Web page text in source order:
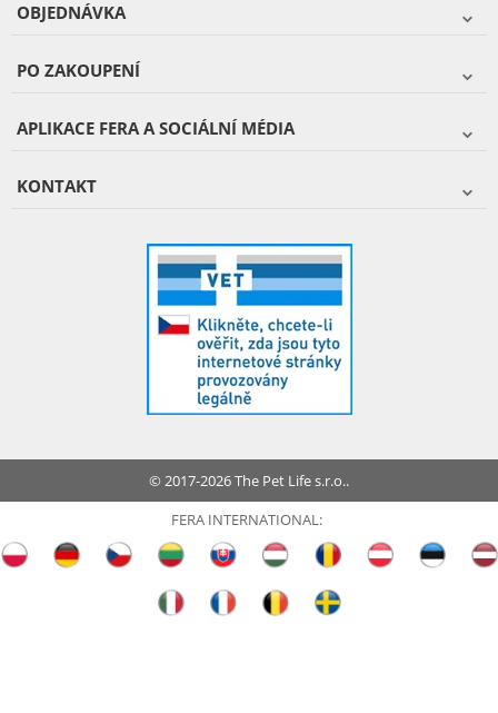
OBJEDNÁVKA
PO ZAKOUPENÍ
APLIKACE FERA A SOCIÁLNÍ MÉDIA
KONTAKT
© 2017-2026 The Pet Life s.r.o..
FERA INTERNATIONAL: